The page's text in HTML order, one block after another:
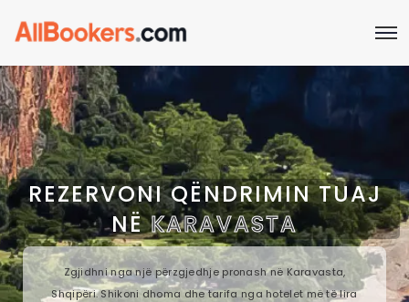
REZERVONI QËNDRIMIN TUAJ
NËKARAVASTA
Zgjidhni nga një përzgjedhje pronash në Karavasta,
Shqipëri. Shikoni dhoma dhe tarifa nga hotelet më të lira